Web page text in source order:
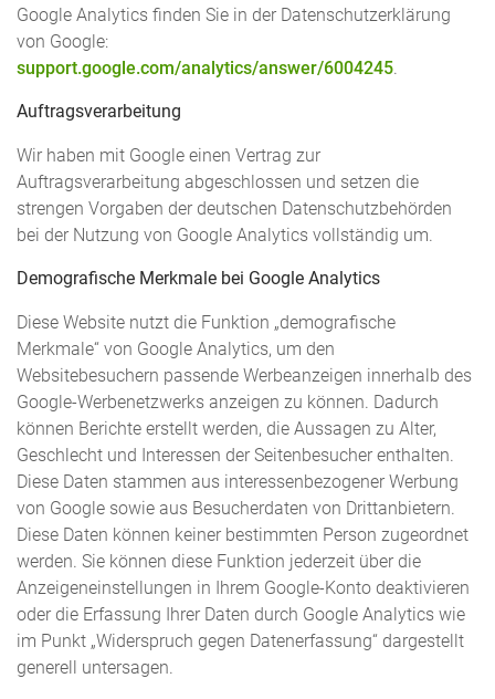
Google Analytics finden Sie in der Datenschutzerklärung
von Google:
support.google.com/analytics/answer/6004245
Auftragsverarbeitung
Wir haben mit Google einen Vertrag zur
Auftragsverarbeitung abgeschlossen und setzen die
strengen Vorgaben der deutschen Datenschutzbehörden
bei der Nutzung von Google Analytics vollständig um.
Demografische Merkmale bei Google Analytics
Diese Website nutzt die Funktion „demografische
Merkmale“ von Google Analytics, um den
Websitebesuchern passende Werbeanzeigen innerhalb des
Google-Werbenetzwerks anzeigen zu können. Dadurch
können Berichte erstellt werden, die Aussagen zu Alter,
Geschlecht und Interessen der Seitenbesucher enthalten.
Diese Daten stammen aus interessenbezogener Werbung
von Google sowie aus Besucherdaten von Drittanbietern.
Diese Daten können keiner bestimmten Person zugeordnet
werden. Sie können diese Funktion jederzeit über die
Anzeigeneinstellungen in Ihrem Google-Konto deaktivieren
oder die Erfassung Ihrer Daten durch Google Analytics wie
im Punkt „Widerspruch gegen Datenerfassung“ dargestellt
generell untersagen.